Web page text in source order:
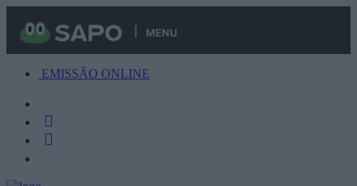
MENU
EMISSÃO ONLINE